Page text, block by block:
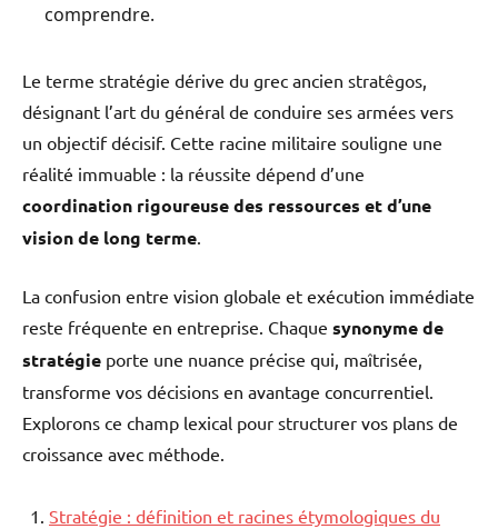
comprendre.
Le terme stratégie dérive du grec ancien stratêgos,
désignant l’art du général de conduire ses armées vers
un objectif décisif. Cette racine militaire souligne une
réalité immuable : la réussite dépend d’une
coordination rigoureuse des ressources et d’une
vision de long terme
La confusion entre vision globale et exécution immédiate
reste fréquente en entreprise. Chaque synonyme de
stratégie porte une nuance précise qui, maîtrisée,
transforme vos décisions en avantage concurrentiel.
Explorons ce champ lexical pour structurer vos plans de
croissance avec méthode.
Stratégie : définition et racines étymologiques du